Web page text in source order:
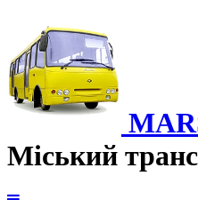
Міський